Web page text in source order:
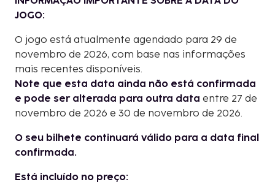
JOGO:
O jogo está atualmente agendado para 29 de
novembro de 2026, com base nas informações
mais recentes disponíveis.
Note que esta data ainda não está confirmada
e pode ser alterada para outra data entre 27 de
novembro de 2026 e 30 de novembro de 2026.
O seu bilhete continuará válido para a data final
confirmada.
Está incluído no preço: